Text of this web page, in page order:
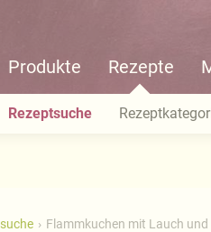
Produkte Rezepte
Rezeptsuche
Flammkuchen mit Lauch und